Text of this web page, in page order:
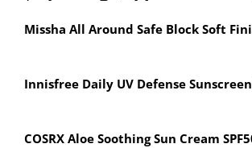
Missha All Around Safe Block Soft
Innisfree Daily UV Defense Sunscreen
COSRX Aloe Soothing Sun Cream